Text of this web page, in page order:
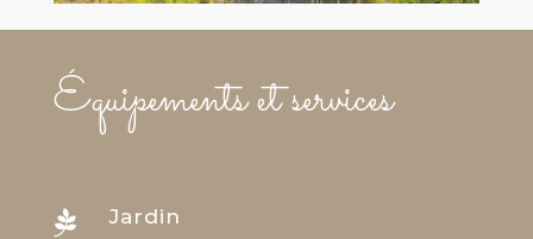
Équipements et services
 Jardin